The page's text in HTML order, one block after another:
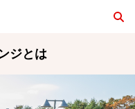
ジとは